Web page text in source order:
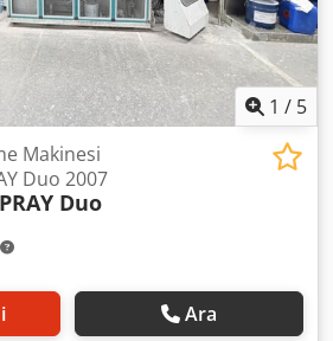
1 / 5
Makinesi
Duo 2007
Duo
Ara